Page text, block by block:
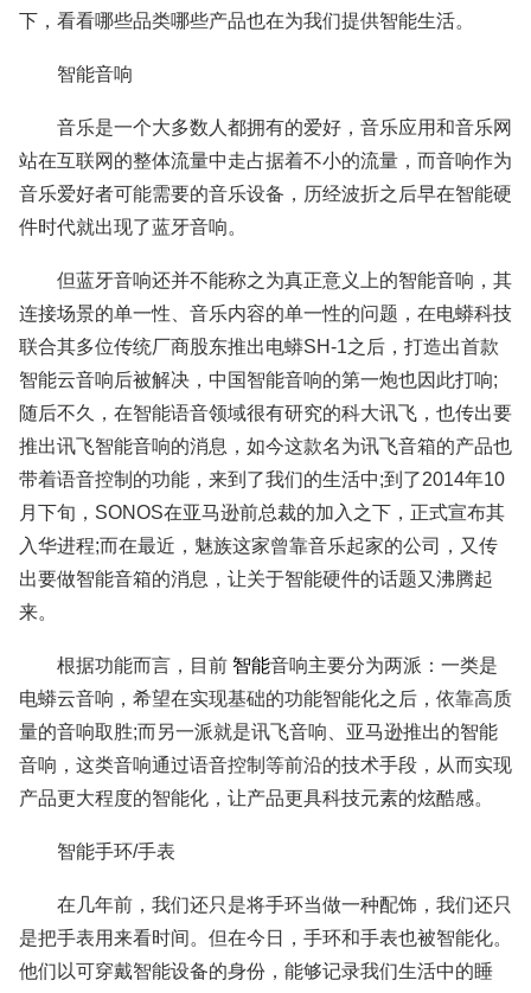
下，看看哪些品类哪些产品也在为我们提供智能生活。
智能音响
音乐是一个大多数人都拥有的爱好，音乐应用和音乐网
站在互联网的整体流量中走占据着不小的流量，而音响作为
音乐爱好者可能需要的音乐设备，历经波折之后早在智能硬
件时代就出现了蓝牙音响。
但蓝牙音响还并不能称之为真正意义上的智能音响，其
连接场景的单一性、音乐内容的单一性的问题，在电蟒科技
联合其多位传统厂商股东推出电蟒SH-1之后，打造出首款
智能云音响后被解决，中国智能音响的第一炮也因此打响;
随后不久，在智能语音领域很有研究的科大讯飞，也传出要
推出讯飞智能音响的消息，如今这款名为讯飞音箱的产品也
带着语音控制的功能，来到了我们的生活中;到了2014年10
月下旬，SONOS在亚马逊前总裁的加入之下，正式宣布其
入华进程;而在最近，魅族这家曾靠音乐起家的公司，又传
出要做智能音箱的消息，让关于智能硬件的话题又沸腾起
来。
根据功能而言，目前 智能音响主要分为两派：一类是
电蟒云音响，希望在实现基础的功能智能化之后，依靠高质
量的音响取胜;而另一派就是讯飞音响、亚马逊推出的智能
音响，这类音响通过语音控制等前沿的技术手段，从而实现
产品更大程度的智能化，让产品更具科技元素的炫酷感。
智能手环/手表
在几年前，我们还只是将手环当做一种配饰，我们还只
是把手表用来看时间。但在今日，手环和手表也被智能化。
他们以可穿戴智能设备的身份，能够记录我们生活中的睡